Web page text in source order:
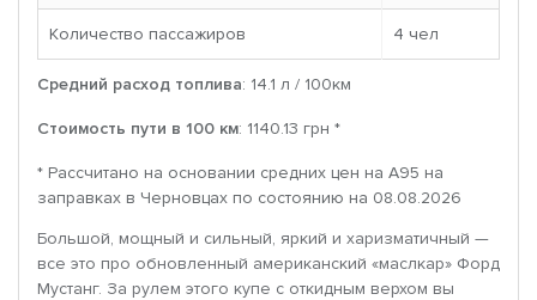
Количество пассажиров 4 чел
Средний расход топлива: 14.1 л / 100км
Стоимость пути в 100 км: 1140.13 грн *
* Рассчитано на основании средних цен на A95 на
заправках в Черновцах по состоянию на 08.08.2026
Большой, мощный и сильный, яркий и харизматичный —
все это про обновленный американский «маслкар» Форд
Мустанг. За рулем этого купе с откидным верхом вы